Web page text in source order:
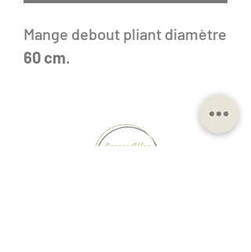
Mange debout pliant diamètre
60 cm.